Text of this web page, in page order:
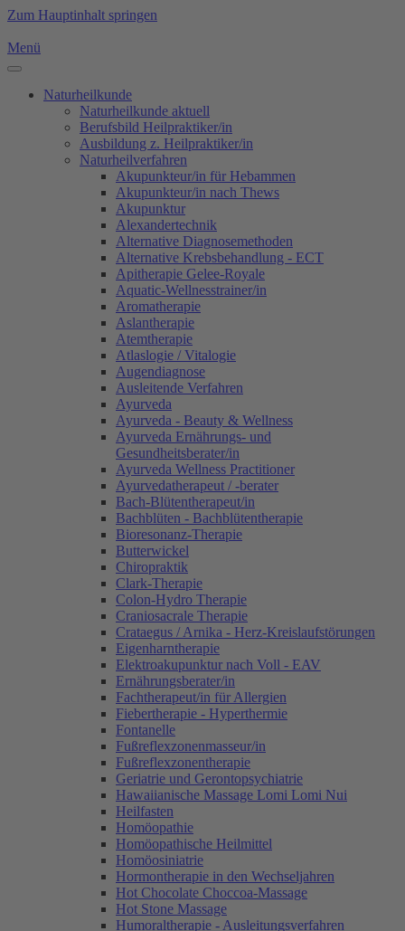
Zum Hauptinhalt springen
Menü
Naturheilkunde
Naturheilkunde aktuell
Berufsbild Heilpraktiker/in
Ausbildung z. Heilpraktiker/in
Naturheilverfahren
Akupunkteur/in für Hebammen
Akupunkteur/in nach Thews
Akupunktur
Alexandertechnik
Alternative Diagnosemethoden
Alternative Krebsbehandlung - ECT
Apitherapie Gelee-Royale
Aquatic-Wellnesstrainer/in
Aromatherapie
Aslantherapie
Atemtherapie
Atlaslogie / Vitalogie
Augendiagnose
Ausleitende Verfahren
Ayurveda
Ayurveda - Beauty & Wellness
Ayurveda Ernährungs- und
Gesundheitsberater/in
Ayurveda Wellness Practitioner
Ayurvedatherapeut / -berater
Bach-Blütentherapeut/in
Bachblüten - Bachblütentherapie
Bioresonanz-Therapie
Butterwickel
Chiropraktik
Clark-Therapie
Colon-Hydro Therapie
Craniosacrale Therapie
Crataegus / Arnika - Herz-Kreislaufstörungen
Eigenharntherapie
Elektroakupunktur nach Voll - EAV
Ernährungsberater/in
Fachtherapeut/in für Allergien
Fiebertherapie - Hyperthermie
Fontanelle
Fußreflexzonenmasseur/in
Fußreflexzonentherapie
Geriatrie und Gerontopsychiatrie
Hawaiianische Massage Lomi Lomi Nui
Heilfasten
Homöopathie
Homöopathische Heilmittel
Homöosiniatrie
Hormontherapie in den Wechseljahren
Hot Chocolate Choccoa-Massage
Hot Stone Massage
Humoraltherapie - Ausleitungsverfahren